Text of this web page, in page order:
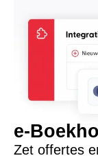
e-
Zet offertes